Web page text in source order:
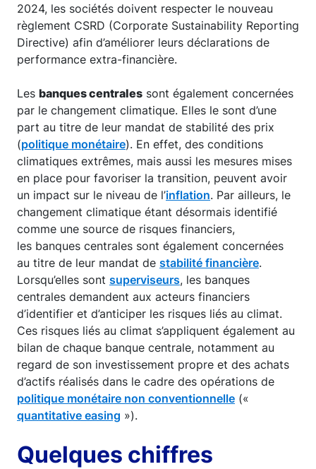
2024, les sociétés doivent respecter le nouveau
règlement CSRD (Corporate Sustainability Reporting
Directive) afin d’améliorer leurs déclarations de
performance extra-financière.
Les banques centrales sont également concernées
par le changement climatique. Elles le sont d’une
part au titre de leur mandat de stabilité des prix
(politique monétaire). En effet, des conditions
climatiques extrêmes, mais aussi les mesures mises
en place pour favoriser la transition, peuvent avoir
un impact sur le niveau de l’inflation. Par ailleurs, le
changement climatique étant désormais identifié
comme une source de risques financiers,
les banques centrales sont également concernées
au titre de leur mandat de stabilité financière.
Lorsqu’elles sont superviseurs, les banques
centrales demandent aux acteurs financiers
d’identifier et d’anticiper les risques liés au climat.
Ces risques liés au climat s’appliquent également au
bilan de chaque banque centrale, notamment au
regard de son investissement propre et des achats
d’actifs réalisés dans le cadre des opérations de
politique monétaire non conventionnelle («
quantitative easing »).
Quelques chiffres